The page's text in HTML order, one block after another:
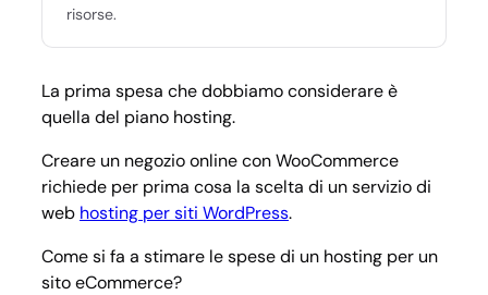
risorse.
La prima spesa che dobbiamo considerare è
quella del piano hosting.
Creare un negozio online con WooCommerce
richiede per prima cosa la scelta di un servizio di
web hosting per siti WordPress.
Come si fa a stimare le spese di un hosting per un
sito eCommerce?